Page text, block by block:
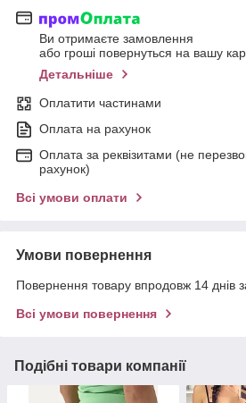
Ви отримаєте замовлення
або гроші повернуться на вашу
Детальніше
Оплатити частинами
Оплата на рахунок
Оплата за реквізитами (не
рахунок)
Всі умови оплати
Умови повернення
Повернення товару впродовж 14 днів
Всі умови повернення
Подібні товари компанії